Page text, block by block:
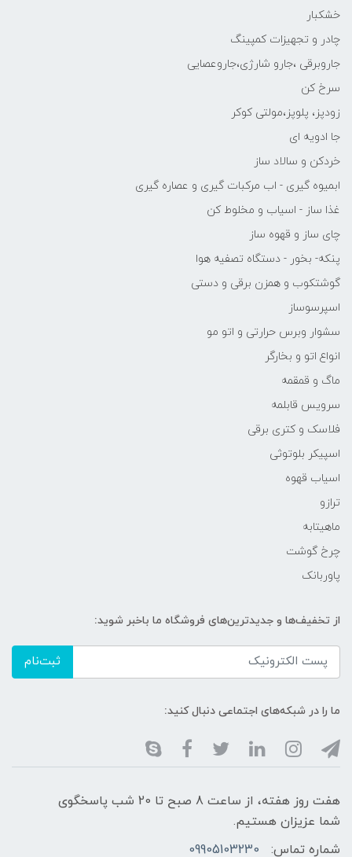
خشکبار
چادر و تجهیزات کمپینگ
جاروبرقی ،جارو شارژی،جاروعصایی
سرخ کن
زودپز، پلوپز،مولتی کوکر
جا ادویه ای
خردکن و سالاد ساز
ابمیوه گیری - اب مرکبات گیری و عصاره گیری
غذا ساز - اسیاب و مخلوط کن
چای ساز و قهوه ساز
پنکه- بخور - دستگاه تصفیه هوا
گوشتکوب و همزن برقی و دستی
اسپرسوساز
سشوار وبرس حرارتی و اتو مو
انواع اتو و بخارگر
ماگ و قمقمه
سرویس قابلمه
فلاسک و کتری برقی
اسپیکر بلوتوثی
اسیاب قهوه
ترازو
ماهیتابه
چرخ گوشت
پاوربانک
از تخفیف‌ها و جدیدترین‌های فروشگاه ما باخبر شوید:
ثبت‌نام
ما را در شبکه‌های اجتماعی دنبال کنید:
هفت روز هفته، از ساعت 8 صبح تا 20 شب پاسخگوی
شما عزیزان هستیم.
شماره تماس:
09905103230